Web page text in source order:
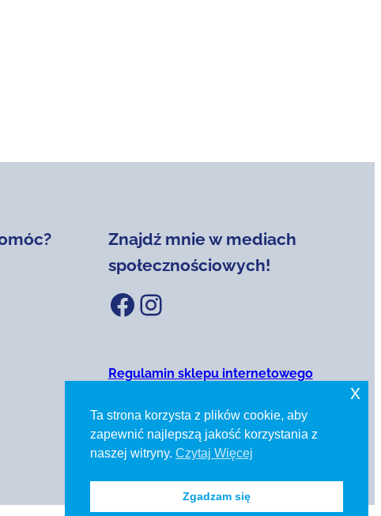
Znajdź mnie w mediach
społecznościowych!
Facebook Instagram
Regulamin sklepu internetowego
Polityka prywatności
Ta strona korzysta z plików cookie, aby
zapewnić najlepszą jakość korzystania z
naszej witryny. Czytaj Więcej
Zgadzam się
x